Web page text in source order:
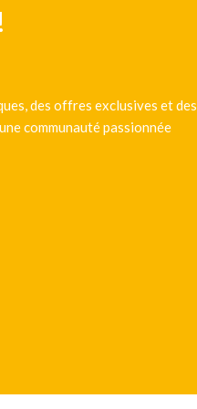
des offres exclusives et des
communauté passionnée